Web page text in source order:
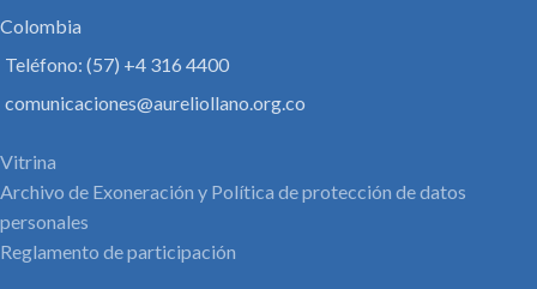
Colombia
Teléfono: (57) +4 316 4400
comunicaciones@aureliollano.org.co
Vitrina
Archivo de Exoneración y Política de protección de datos
personales
Reglamento de participación